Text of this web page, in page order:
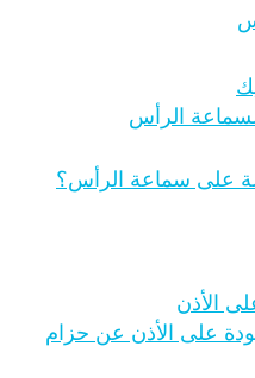
الرأس
على سماعة الرأس؟
الأذن
على الأذن عن حزام